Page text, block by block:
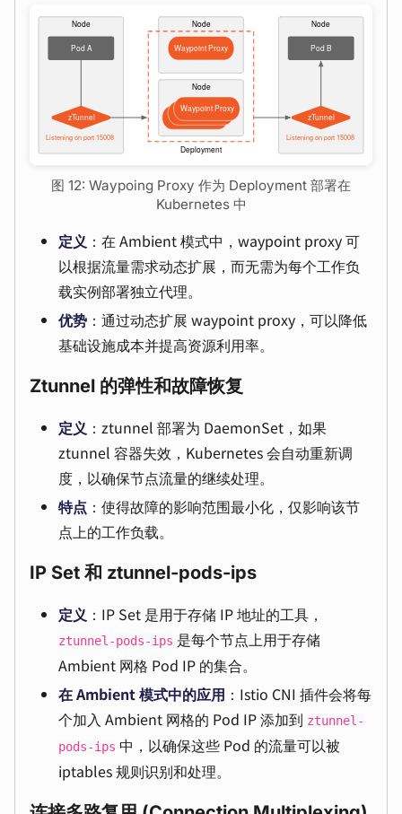
图 12: Waypoing Proxy 作为 Deployment 部署在
Kubernetes 中
定义 ：在 Ambient 模式中，waypoint proxy 可
以根据流量需求动态扩展，而无需为每个工作负
载实例部署独立代理。
优势 ：通过动态扩展 waypoint proxy，可以降低
基础设施成本并提高资源利用率。
Ztunnel 的弹性和故障恢复
定义 ：ztunnel 部署为 DaemonSet，如果
ztunnel 容器失效，Kubernetes 会自动重新调
度，以确保节点流量的继续处理。
特点 ：使得故障的影响范围最小化，仅影响该节
点上的工作负载。
IP Set 和 ztunnel-pods-ips
定义 ：IP Set 是用于存储 IP 地址的工具，
ztunnel-pods-ips 是每个节点上用于存储
Ambient 网格 Pod IP 的集合。
在 Ambient 模式中的应用 ：Istio CNI 插件会将每
个加入 Ambient 网格的 Pod IP 添加到 ztunnel-
pods-ips 中，以确保这些 Pod 的流量可以被
iptables 规则识别和处理。